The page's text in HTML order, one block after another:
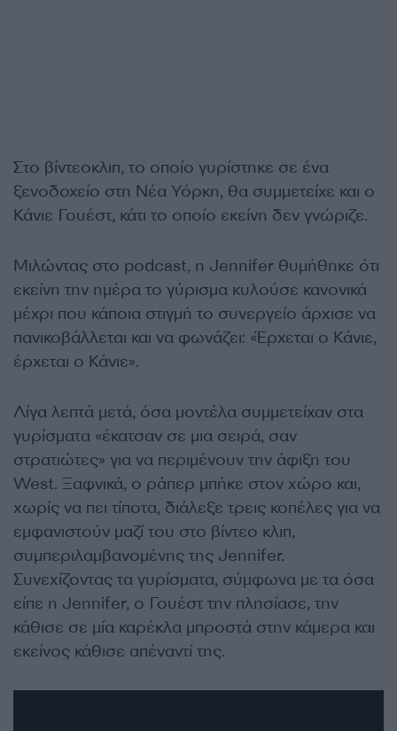
Στο βίντεοκλιπ, το οποίο γυρίστηκε σε ένα
ξενοδοχείο στη Νέα Υόρκη, θα συμμετείχε και ο
Κάνιε Γουέστ, κάτι το οποίο εκείνη δεν γνώριζε.
Μιλώντας στο podcast, η Jennifer θυμήθηκε ότι
εκείνη την ημέρα το γύρισμα κυλούσε κανονικά
μέχρι που κάποια στιγμή το συνεργείο άρχισε να
πανικοβάλλεται και να φωνάζει: «Έρχεται ο Κάνιε,
έρχεται ο Κάνιε».
Λίγα λεπτά μετά, όσα μοντέλα συμμετείχαν στα
γυρίσματα «έκατσαν σε μια σειρά, σαν
στρατιώτες» για να περιμένουν την άφιξη του
West. Ξαφνικά, ο ράπερ μπήκε στον χώρο και,
χωρίς να πει τίποτα, διάλεξε τρεις κοπέλες για να
εμφανιστούν μαζί του στο βίντεο κλιπ,
συμπεριλαμβανομένης της Jennifer.
Συνεχίζοντας τα γυρίσματα, σύμφωνα με τα όσα
είπε η Jennifer, ο Γουέστ την πλησίασε, την
κάθισε σε μία καρέκλα μπροστά στην κάμερα και
εκείνος κάθισε απέναντί της.